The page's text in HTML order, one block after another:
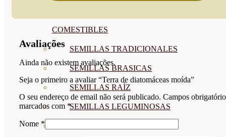
COMESTIBLES
SEMILLAS TRADICIONALES
SEMILLAS BRASICAS
SEMILLAS RAÍZ
SEMILLAS LEGUMINOSAS
Avaliações
Ainda não existem avaliações.
Seja o primeiro a avaliar “Terra de diatomáceas moída”
O seu endereço de email não será publicado. Campos
marcados com *
Nome *